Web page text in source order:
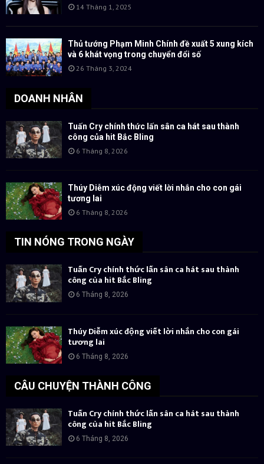
14 Tháng 1, 2025
Thủ tướng Phạm Minh Chính đề xuất 5 xung kích
và 6 khát vọng trong chuyển đổi số
26 Tháng 3, 2024
DOANH NHÂN
Tuấn Cry chính thức lấn sân ca hát sau thành
công của hit Bắc Bling
6 Tháng 8, 2026
Thúy Diễm xúc động viết lời nhắn cho con gái
tương lai
6 Tháng 8, 2026
TIN NÓNG TRONG NGÀY
Tuấn Cry chính thức lấn sân ca hát sau thành
công của hit Bắc Bling
6 Tháng 8, 2026
Thúy Diễm xúc động viết lời nhắn cho con gái
tương lai
6 Tháng 8, 2026
CÂU CHUYỆN THÀNH CÔNG
Tuấn Cry chính thức lấn sân ca hát sau thành
công của hit Bắc Bling
6 Tháng 8, 2026